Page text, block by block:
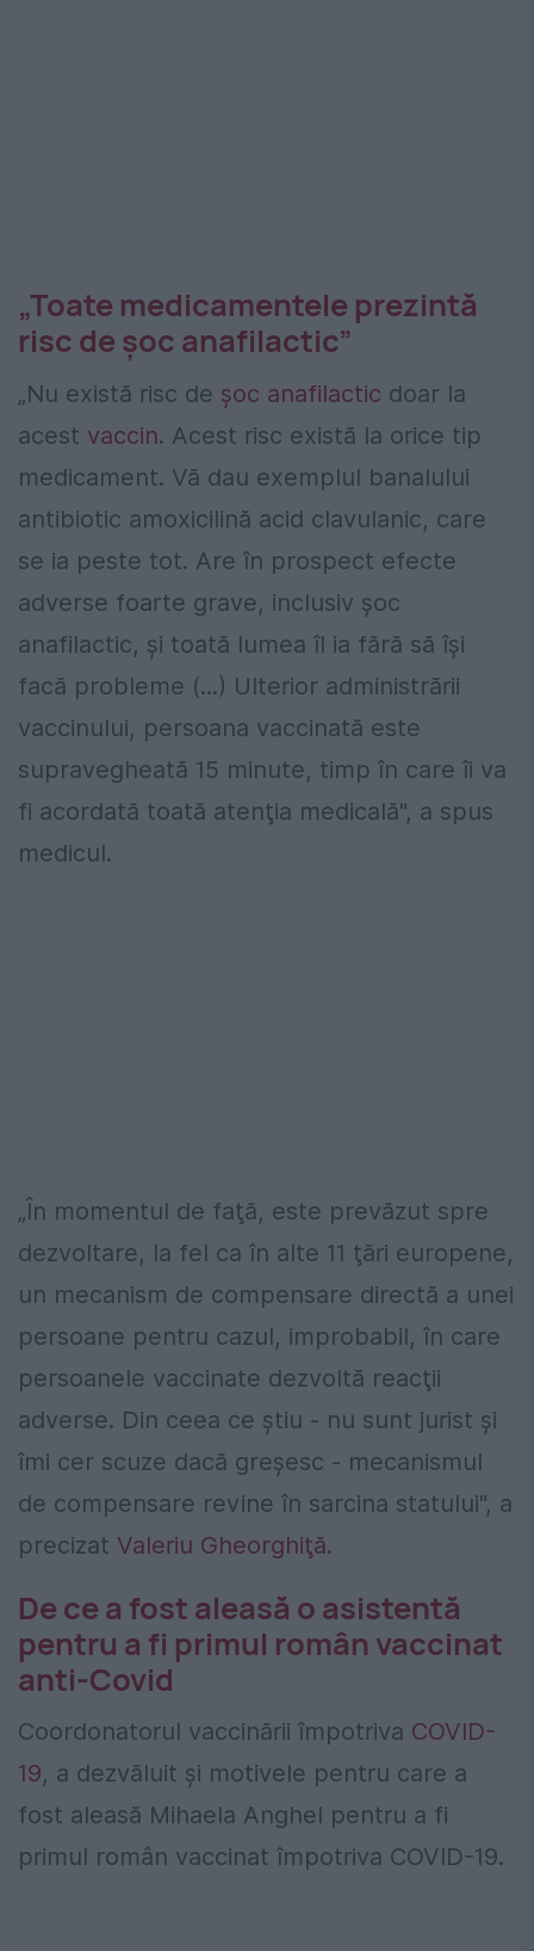
„Toate medicamentele prezintă
risc de şoc anafilactic”
„Nu există risc de şoc anafilactic doar la
acest vaccin. Acest risc există la orice tip
medicament. Vă dau exemplul banalului
antibiotic amoxicilină acid clavulanic, care
se ia peste tot. Are în prospect efecte
adverse foarte grave, inclusiv şoc
anafilactic, şi toată lumea îl ia fără să îşi
facă probleme (...) Ulterior administrării
vaccinului, persoana vaccinată este
supravegheată 15 minute, timp în care îi va
fi acordată toată atenţia medicală", a spus
medicul.
„În momentul de faţă, este prevăzut spre
dezvoltare, la fel ca în alte 11 ţări europene,
un mecanism de compensare directă a unei
persoane pentru cazul, improbabil, în care
persoanele vaccinate dezvoltă reacţii
adverse. Din ceea ce ştiu - nu sunt jurist şi
îmi cer scuze dacă greşesc - mecanismul
de compensare revine în sarcina statului", a
precizat Valeriu Gheorghiţă.
De ce a fost aleasă o asistentă
pentru a fi primul român vaccinat
anti-Covid
Coordonatorul vaccinării împotriva COVID-
19, a dezvăluit și motivele pentru care a
fost aleasă Mihaela Anghel pentru a fi
primul român vaccinat împotriva COVID-19.